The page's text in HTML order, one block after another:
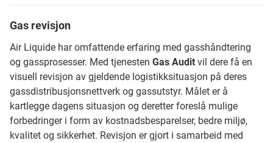
Gas revisjon
Air Liquide har omfattende erfaring med gasshåndtering
og gassprosesser. Med tjenesten Gas Audit vil dere få en
visuell revisjon av gjeldende logistikksituasjon på deres
gassdistribusjonsnettverk og gassutstyr. Målet er å
kartlegge dagens situasjon og deretter foreslå mulige
forbedringer i form av kostnadsbesparelser, bedre miljø,
kvalitet og sikkerhet. Revisjon er gjort i samarbeid med